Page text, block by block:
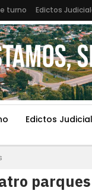
turno Edictos
Edictos